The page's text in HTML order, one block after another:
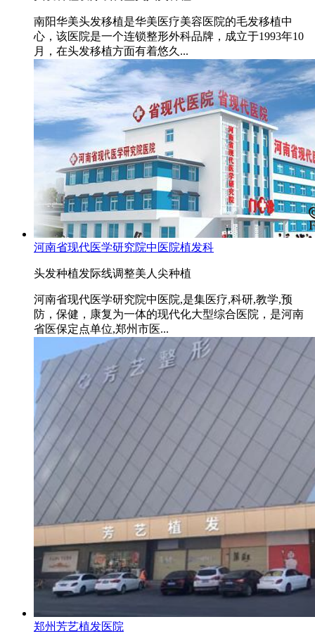
南阳华美头发移植是华美医疗美容医院的毛发移植中
心，该医院是一个连锁整形外科品牌，成立于1993年10
月，在头发移植方面有着悠久...
河南省现代医学研究院中医院植发科
头发种植发际线调整美人尖种植
河南省现代医学研究院中医院,是集医疗,科研,教学,预
防，保健，康复为一体的现代化大型综合医院，是河南
省医保定点单位,郑州市医...
郑州芳艺植发医院